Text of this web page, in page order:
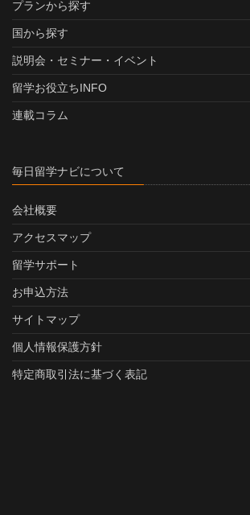
プランから探す
国から探す
説明会・セミナー・イベント
留学お役立ちINFO
連載コラム
毎日留学ナビについて
会社概要
アクセスマップ
留学サポート
お申込方法
サイトマップ
個人情報保護方針
特定商取引法に基づく表記